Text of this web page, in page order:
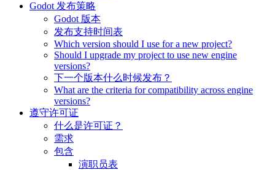
Godot 发布策略
Godot 版本
发布支持时间表
Which version should I use for a new project?
Should I upgrade my project to use new engine
versions?
下一个版本什么时候发布？
What are the criteria for compatibility across engine
versions?
遵守许可证
什么是许可证？
需求
包含
演职员表